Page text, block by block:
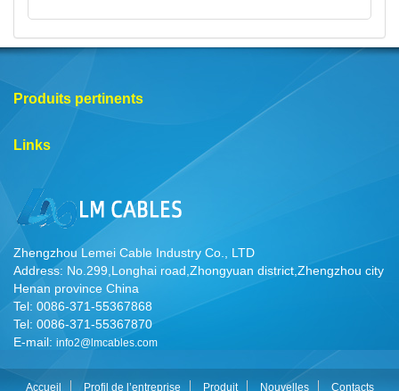
Produits pertinents
Links
Zhengzhou Lemei Cable Industry Co., LTD
Address: No.299,Longhai road,Zhongyuan district,Zhengzhou city
Henan province China
Tel: 0086-371-55367868
Tel: 0086-371-55367870
E-mail: info2@lmcables.com
Accueil Profil de l’entreprise Produit Nouvelles Contacts